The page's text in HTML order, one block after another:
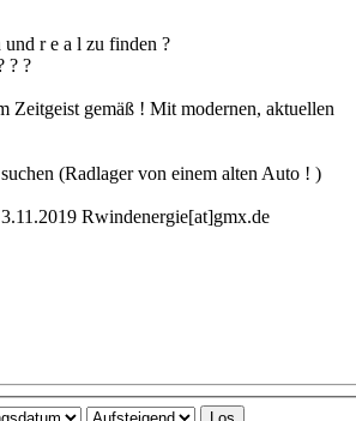
r e a l zu finden ?
? ?
Zeitgeist gemäß ! Mit modernen, aktuellen
(Radlager von einem alten Auto ! )
Rwindenergie[at]gmx.de